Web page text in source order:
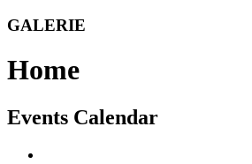
GALERIE
Home
Events Calendar